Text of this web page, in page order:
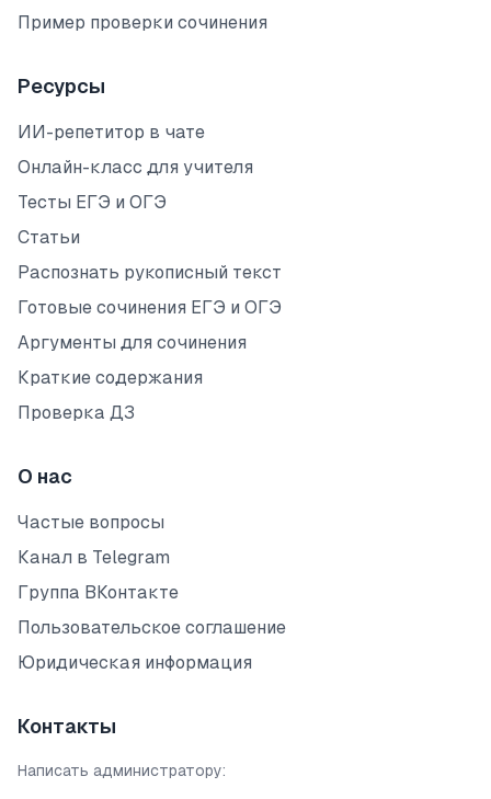
Пример проверки сочинения
Ресурсы
ИИ-репетитор в чате
Онлайн-класс для учителя
Тесты ЕГЭ и ОГЭ
Статьи
Распознать рукописный текст
Готовые сочинения ЕГЭ и ОГЭ
Аргументы для сочинения
Краткие содержания
Проверка ДЗ
О нас
Частые вопросы
Канал в Telegram
Группа ВКонтакте
Пользовательское соглашение
Юридическая информация
Контакты
Написать администратору: